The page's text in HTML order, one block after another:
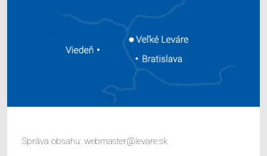
Správa obsahu: webmaster@levare.sk